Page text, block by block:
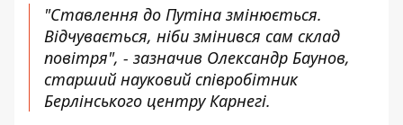
"Ставлення до Путіна змінюється.
Відчувається, ніби змінився сам склад
повітря", - зазначив Олександр Баунов,
старший науковий співробітник
Берлінського центру Карнегі.